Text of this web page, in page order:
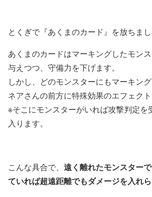
とくぎで『あくまのカード』を放ちまし
あくまのカードはマーキングしたモン
与えつつ、守備力を下げます。
しかし、どのモンスターにもマーキン
ネアさんの前方に特殊効果のエフェクト
※そこにモンスターがいれば攻撃判定を
入ります。
こんな具合で、 遠く離れたモンスター
ていれば超遠距離でもダメージを入れら